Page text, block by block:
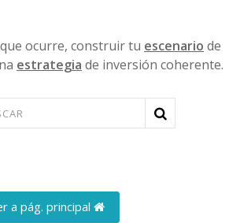
ocurre, construir tu escenario de
estrategia de inversión coherente.
a pág. principal